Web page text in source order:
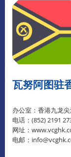
瓦努阿图驻
办公室：香港九龙
电话：(852) 2191
网址：
电邮：